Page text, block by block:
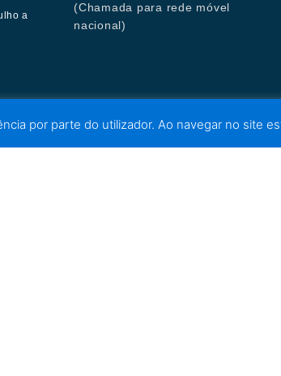
a
(Chamada para rede móvel
nacional)
por parte do utilizador. Ao navegar no site